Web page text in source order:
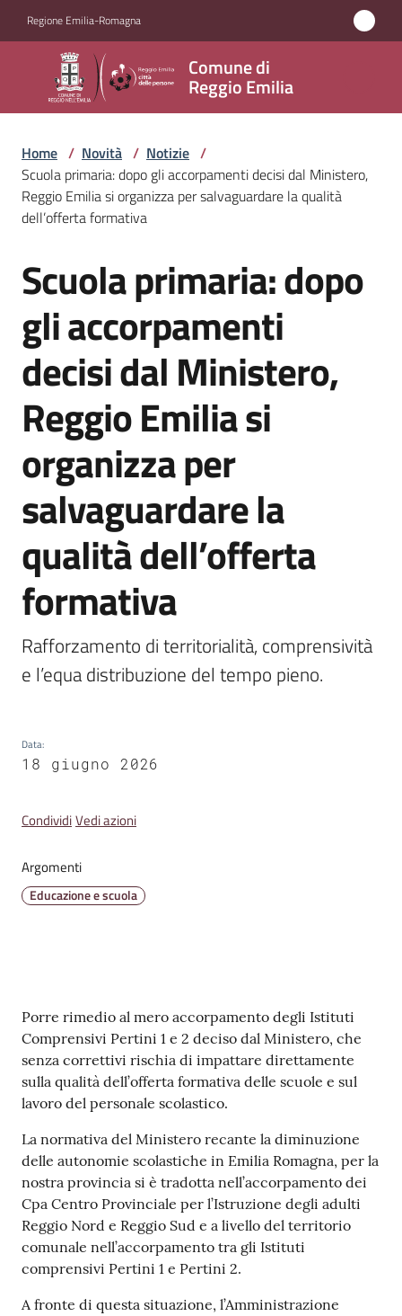
Regione Emilia-Romagna
Comune di
Reggio Emilia
Comune
di
Reggio
Emilia
Amministrazione
Servizi
Novità
Menu selezionato
Vivere
Reggio
Emilia
Tutti
gli
argomenti
T
u
r
i
o
v
n
t
i
su
Home / Novità / Notizie /
Scuola primaria: dopo gli accorpamenti decisi dal Ministero,
Reggio Emilia si organizza per salvaguardare la qualità
dell’offerta formativa
Salta al contenuto
Scuola primaria: dopo
gli accorpamenti
decisi dal Ministero,
Reggio Emilia si
organizza per
salvaguardare la
qualità dell’offerta
formativa
Rafforzamento di territorialità, comprensività
e l’equa distribuzione del tempo pieno.
Data:
18 giugno 2026
CondividiVedi azioni
Argomenti
Educazione e scuola
Contenuto
Porre rimedio al mero accorpamento degli Istituti
Comprensivi Pertini 1 e 2 deciso dal Ministero, che
senza correttivi rischia di impattare direttamente
sulla qualità dell’offerta formativa delle scuole e sul
lavoro del personale scolastico.
La normativa del Ministero recante la diminuzione
delle autonomie scolastiche in Emilia Romagna, per la
nostra provincia si è tradotta nell’accorpamento dei
Cpa Centro Provinciale per l’Istruzione degli adulti
Reggio Nord e Reggio Sud e a livello del territorio
comunale nell’accorpamento tra gli Istituti
comprensivi Pertini 1 e Pertini 2.
A fronte di questa situazione, l’Amministrazione